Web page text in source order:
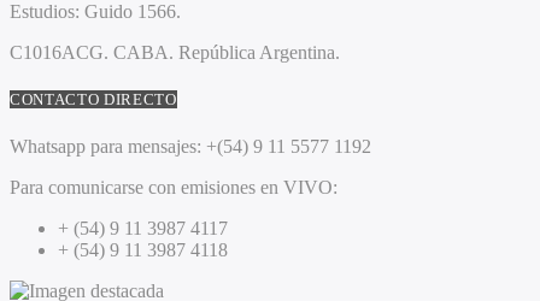
Estudios: Guido 1566.
C1016ACG. CABA. República Argentina.
CONTACTO DIRECTO
Whatsapp para mensajes: +(54) 9 11 5577 1192
Para comunicarse con emisiones en VIVO:
+ (54) 9 11 3987 4117
+ (54) 9 11 3987 4118